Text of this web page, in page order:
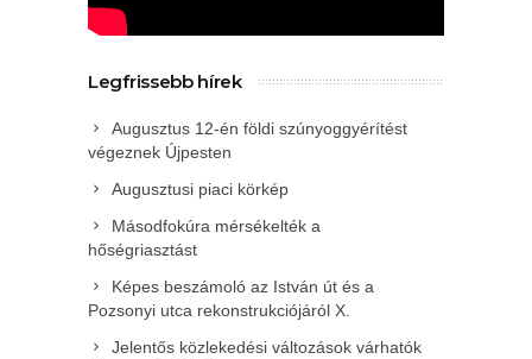
Legfrissebb hírek
Augusztus 12-én földi szúnyoggyérítést
végeznek Újpesten
Augusztusi piaci körkép
Másodfokúra mérsékelték a
hőségriasztást
Képes beszámoló az István út és a
Pozsonyi utca rekonstrukciójáról X.
Jelentős közlekedési változások várhatók